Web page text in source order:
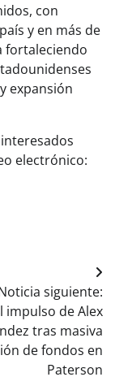
con
y en más de
fortaleciendo
expansión
electrónico:
siguiente:
impulso de Alex
tras masiva
de fondos en
Paterson